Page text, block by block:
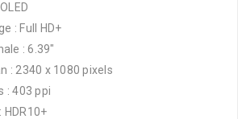
: Full HD+
: 6.39″
: 2340 x 1080 pixels
: 403 ppi